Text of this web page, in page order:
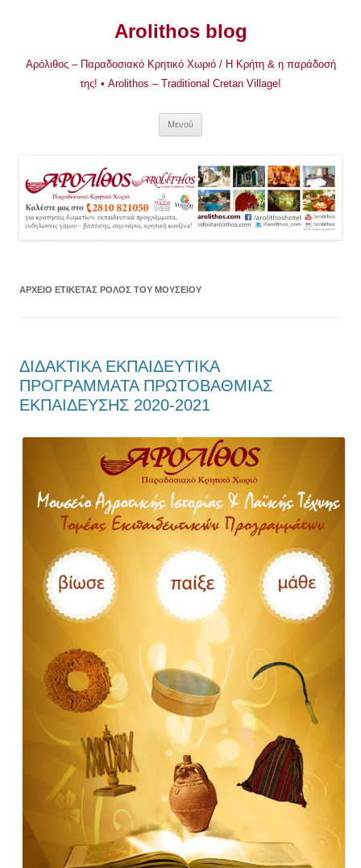
Arolithos blog
Αρόλιθος – Παραδοσιακό Κρητικό Χωριό / Η Κρήτη & η παράδοσή
της! • Arolithos – Traditional Cretan Village!
Μενού
ΑΡΧΕΊΟ ΕΤΙΚΈΤΑΣ ΡΌΛΟΣ ΤΟΥ ΜΟΥΣΕΊΟΥ
ΔΙΔΑΚΤΙΚΑ ΕΚΠΑΙΔΕΥΤΙΚΑ
ΠΡΟΓΡΑΜΜΑΤΑ ΠΡΩΤΟΒΑΘΜΙΑΣ
ΕΚΠΑΙΔΕΥΣΗΣ 2020-2021